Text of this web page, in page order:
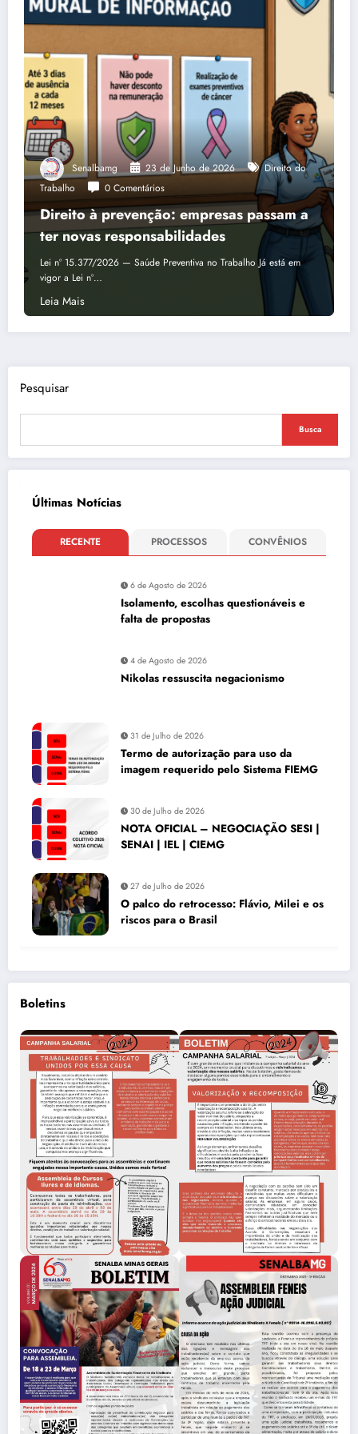
Senalbamg 23 de Junho de 2026
Direito do
Trabalho
0 Comentários
Direito à prevenção: empresas passam a
ter novas responsabilidades
Lei nº 15.377/2026 — Saúde Preventiva no Trabalho Já está em
vigor a Lei nº…
Leia Mais
Pesquisar
Busca
Últimas Notícias
RECENTE PROCESSOS CONVÊNIOS
6 de Agosto de 2026
Isolamento, escolhas questionáveis e
falta de propostas
4 de Agosto de 2026
Nikolas ressuscita negacionismo
31 de Julho de 2026
Termo de autorização para uso da
imagem requerido pelo Sistema FIEMG
30 de Julho de 2026
NOTA OFICIAL – NEGOCIAÇÃO SESI |
SENAI | IEL | CIEMG
27 de Julho de 2026
O palco do retrocesso: Flávio, Milei e os
riscos para o Brasil
Boletins